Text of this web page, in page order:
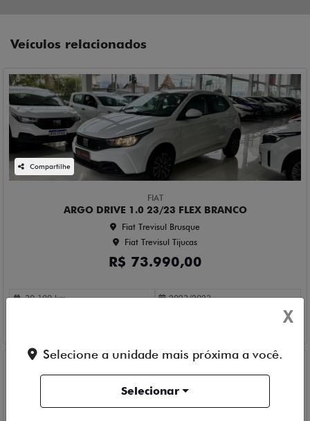
Veículos relacionados
Compartilhe
FIAT
ARGO DRIVE 1.0 23/23 FLEX BRANCO
Fiat Trevisul Brusque
Fiat Trevisul Tijucas
R$ 73.990,00
30.100 km 2023/2023
X
Selecione a unidade mais próxima a você.
Selecionar